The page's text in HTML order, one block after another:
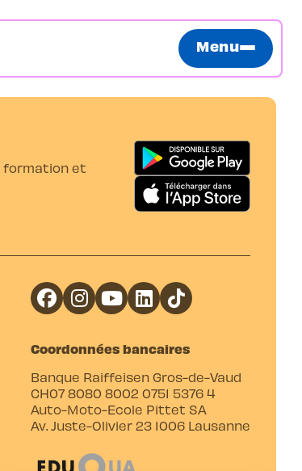
Menu
formation et
Coordonnées bancaires
Banque Raiffeisen Gros-de-Vaud
CH07 8080 8002 0751 5376 4
Auto-Moto-Ecole Pittet SA
Av. Juste-Olivier 23 1006 Lausanne